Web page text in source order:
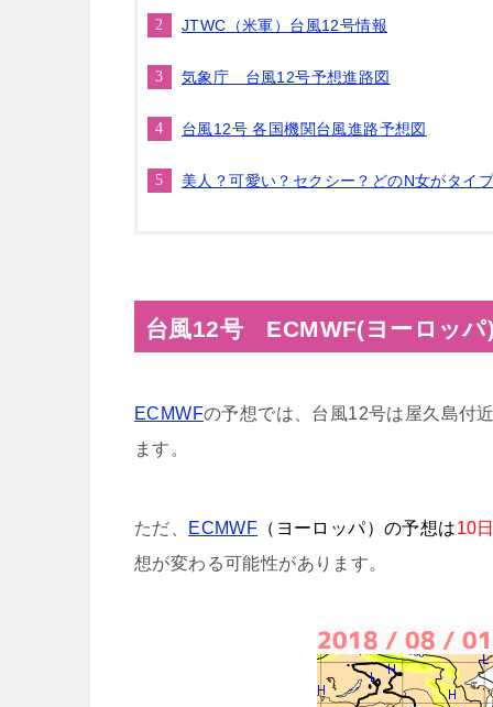
JTWC（米軍）台風12号情報
気象庁 台風12号予想進路図
台風12号 各国機関台風進路予想図
美人？可愛い？セクシー？どのN女がタイ
台風12号 ECMWF(ヨーロッパ
ECMWFの予想では、台風12号は屋久島付
ます。
ただ、 ECMWF （ヨーロッパ）の予想は10
想が変わる可能性があります。